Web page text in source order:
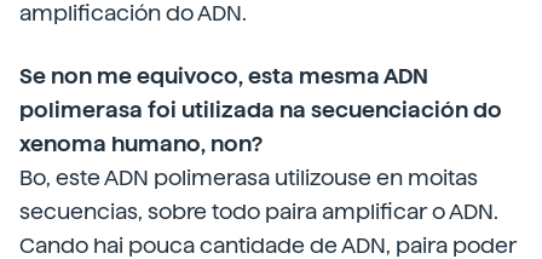
amplificación do ADN.
Se non me equivoco, esta mesma ADN
polimerasa foi utilizada na secuenciación do
xenoma humano, non?
Bo, este ADN polimerasa utilizouse en moitas
secuencias, sobre todo paira amplificar o ADN.
Cando hai pouca cantidade de ADN, paira poder